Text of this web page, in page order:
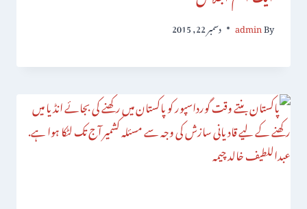
By
admin دسمبر 22, 2015